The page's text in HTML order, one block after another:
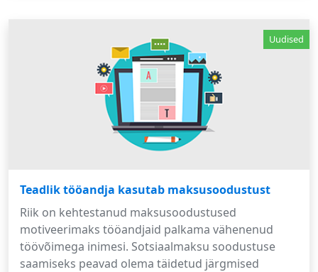
Teadlik tööandja kasutab maksusoodustust
Uudised
Riik on kehtestanud maksusoodustused
motiveerimaks tööandjaid palkama vähenenud
töövõimega inimesi. Sotsiaalmaksu soodustuse
saamiseks peavad olema täidetud järgmised